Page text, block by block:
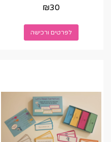
₪30
לפרטים ורכישה